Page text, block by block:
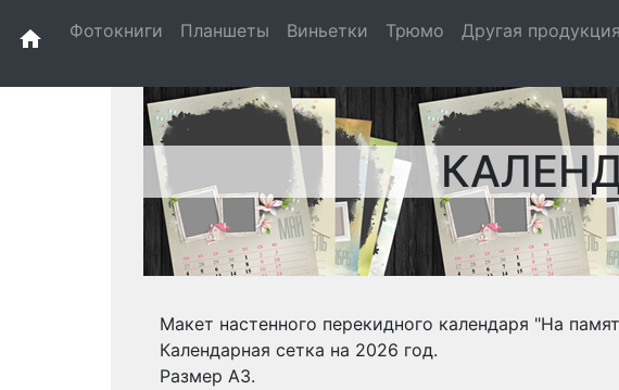
home Фотокниги Планшеты Виньетки Трюмо Другая продукция
Макет настенного перекидного календаря "На
Календарная сетка на 2026 год.
Размер А3.